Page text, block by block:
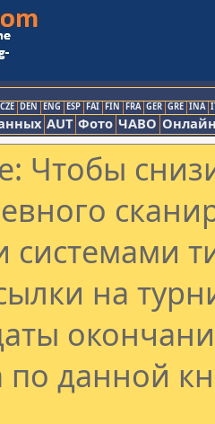
CZE DEN ENG ESP FAI FIN FRA GER GRE INA
AUT Фото ЧАВО
Чтобы
на
по данной